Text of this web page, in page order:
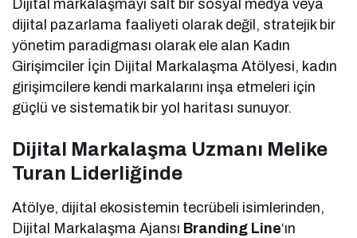
Dijital markalaşmayı salt bir sosyal medya veya
dijital pazarlama faaliyeti olarak değil, stratejik bir
yönetim paradigması olarak ele alan Kadın
Girişimciler İçin Dijital Markalaşma Atölyesi, kadın
girişimcilere kendi markalarını inşa etmeleri için
güçlü ve sistematik bir yol haritası sunuyor.
Dijital Markalaşma Uzmanı Melike
Turan Liderliğinde
Atölye, dijital ekosistemin tecrübeli isimlerinden,
Dijital Markalaşma Ajansı Branding Line‘ın